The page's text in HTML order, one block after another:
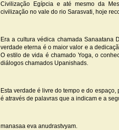
Civilização Egípcia e até mesmo da
civilização no vale do rio Sarasvati, hoje
Era a cultura védica chamada Sanaatana
verdade eterna é o maior valor e a
O estilo de vida é chamado Yoga, o
diálogos chamados Upanishads.
Esta verdade é livre do tempo e do
é através de palavras que a indicam e a
manasaa eva anudrastvyam.